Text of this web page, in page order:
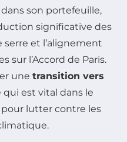
dans son portefeuille,
significative des
serre et l’alignement
sur l’Accord de Paris.
une transition vers
qui est vital dans le
lutter contre les